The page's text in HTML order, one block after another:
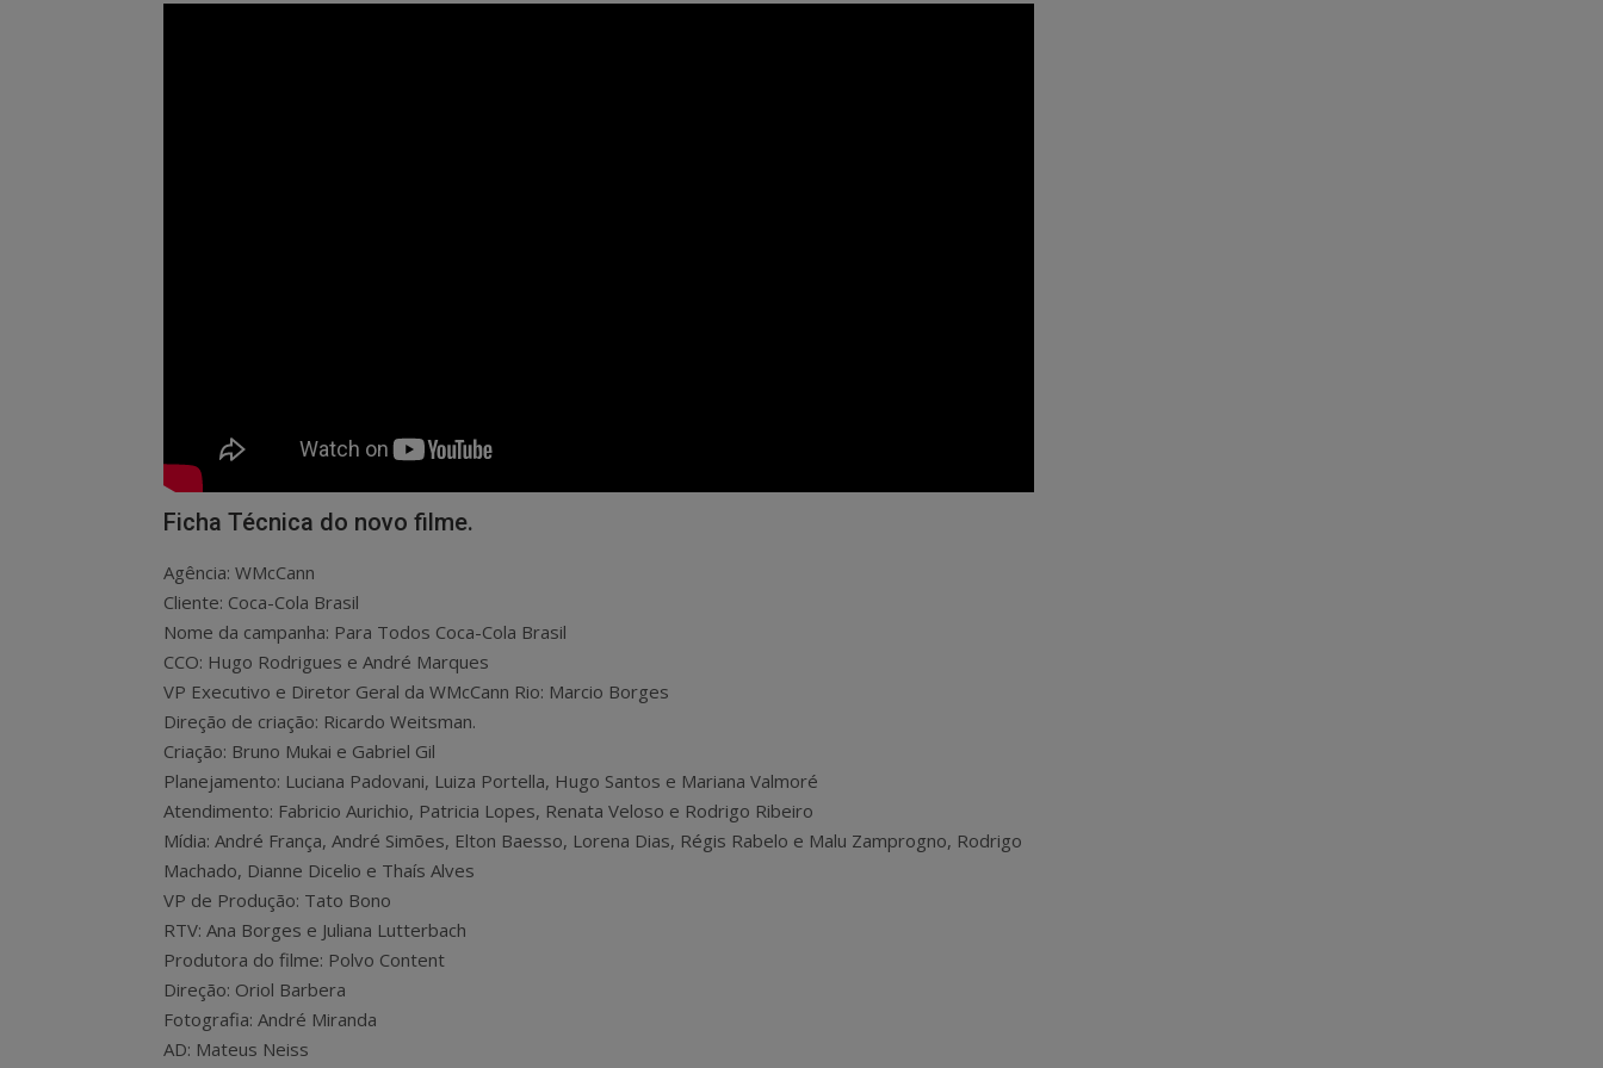
Ficha Técnica do novo filme.
Agência: WMcCann
Cliente: Coca-Cola Brasil
Nome da campanha: Para Todos Coca-Cola Brasil
CCO: Hugo Rodrigues e André Marques
VP Executivo e Diretor Geral da WMcCann Rio: Marcio Borges
Direção de criação: Ricardo Weitsman.
Criação: Bruno Mukai e Gabriel Gil
Planejamento: Luciana Padovani, Luiza Portella, Hugo Santos e Mariana Valmoré
Atendimento: Fabricio Aurichio, Patricia Lopes, Renata Veloso e Rodrigo Ribeiro
Mídia: André França, André Simões, Elton Baesso, Lorena Dias, Régis Rabelo e Malu Zamprogno, Rodrigo
Machado, Dianne Dicelio e Thaís Alves
VP de Produção: Tato Bono
RTV: Ana Borges e Juliana Lutterbach
Produtora do filme: Polvo Content
Direção: Oriol Barbera
Fotografia: André Miranda
AD: Mateus Neiss